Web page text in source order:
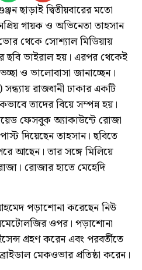
ছাড়াই দ্বিতীয়বারের মতো
গায়ক ও অভিনেতা তাহসান
থেকে সোশ্যাল মিডিয়ায়
ছবি ভাইরাল হয়। এরপর থেকেই
ও ভালোবাসা জানাচ্ছেন।
রাজধানী ঢাকার একটি
তাদের বিয়ে সম্পন্ন হয়।
ফেসবুক অ্যাকাউন্টে রোজা
দিয়েছেন তাহসান। ছবিতে
আছেন। তার সঙ্গে মিলিয়ে
রোজার হাতে মেহেদি
পড়াশোনা করেছেন নিউ
ওপর। পড়াশোনা
গ্রহণ করেন এবং পরবর্তীতে
মেকওভার প্রতিষ্ঠা করেন।